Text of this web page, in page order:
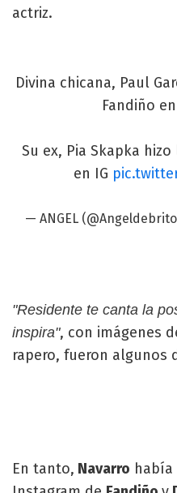
actriz.
Divina chicana, Paul
Fandiño
Su ex, Pia Skapka
en IG
— ANGEL
"Residente te canta la
inspira", con imágenes
rapero, fueron algunos
En tanto, Navarro había